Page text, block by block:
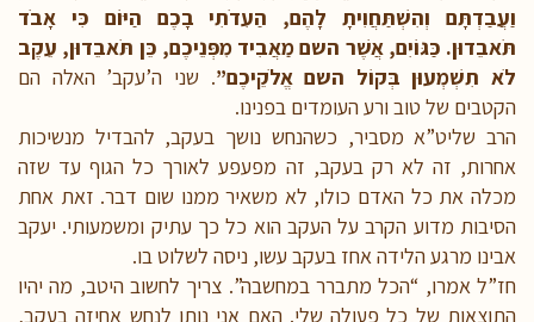
וַעֲבַדְתָּם וְהִשְׁתַּחֲוִיתָ לָהֶם, הַעִדֹתִי בָכֶם הַיּוֹם כִּי אָבֹד
תֹּאבֵדוּן. כַּגּוֹיִם, אֲשֶׁר השם מַאֲבִיד מִפְּנֵיכֶם, כֵּן תֹּאבֵדוּן, עֵקֶב
לֹא תִשְׁמְעוּן בְּקוֹל השם אֱלֹקֵיכֶם”. שני ה’עקב’ האלה הם
הקטבים של טוב ורע העומדים בפנינו.
הרב שליט”א מסביר, כשהנחש נושך בעקב, להבדיל מנשיכות
אחרות, זה לא רק בעקב, זה מפעפע לאורך כל הגוף עד שזה
מכלה את כל האדם כולו, לא משאיר ממנו שום דבר. זאת אחת
הסיבות מדוע הקרב על העקב הוא כל כך עתיק ומשמעותי. יעקב
אבינו מרגע הלידה אחז בעקב עשו, ניסה לשלוט בו.
חז”ל אמרו, “הכל מתברר במחשבה”. צריך לחשוב היטב, מה יהיו
התוצאות של כל פעולה שלי. האם אני נותן לנחש אחיזה בעקב,